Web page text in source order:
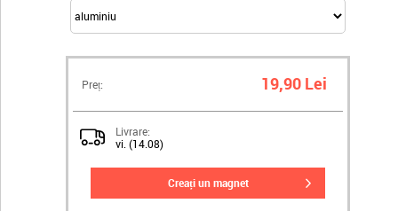
Preț: 19,90 Lei
Livrare:
vi. (14.08)
creați un magnet